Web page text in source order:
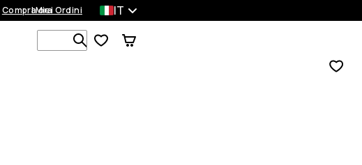
Compra oraI Miei Ordini IT
Cerca tra 1 000+ prodotti